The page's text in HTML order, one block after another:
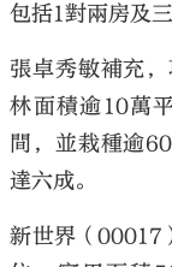
包括1對兩房及三
張卓秀敏補充
林面積逾10萬
間，並栽種逾
達六成。
新世界（00017